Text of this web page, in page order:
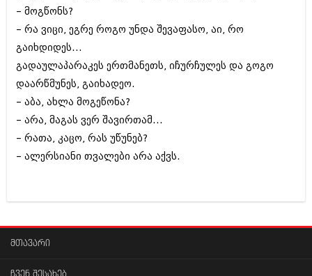
– მოგწონს?
– რა ვიცი‚ ეგრე როგო უნდა შევაფასო‚ აი‚ რო
გაიხდიდეს...
გადაულაპარაკეს ერთმანეთს‚ იჩურჩულეს და გოგო
დაარწმუნეს‚ გაიხადეო.
– აბა‚ ახლა მოგეწონა?
– არა‚ მაგას ვერ შავირთამ...
– რათა‚ კაცო‚ რას უწუნებ?
– ალერსიანი თვალები არა აქვს.
მთავარი